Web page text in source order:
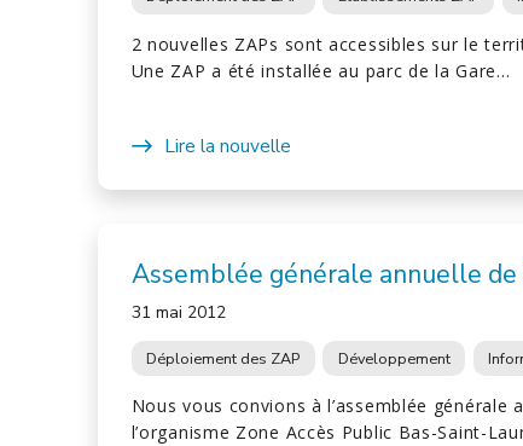
2 nouvelles ZAPs sont accessibles sur le
Une ZAP a été installée au parc de la Gare…
Lire la nouvelle
Assemblée générale annuelle de
31 mai 2012
Déploiement des ZAP Développement
Nous vous convions à l’assemblée générale
l’organisme Zone Accès Public Bas-Saint-